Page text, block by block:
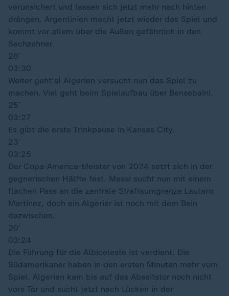
verunsichert und lassen sich jetzt mehr nach hinten
drängen. Argentinien macht jetzt wieder das Spiel und
kommt vor allem über die Außen gefährlich in den
Sechzehner.
28′
03:30
Weiter geht's! Algerien versucht nun das Spiel zu
machen. Viel geht beim Spielaufbau über Bensebaïni.
25′
03:27
Es gibt die erste Trinkpause in Kansas City.
23′
03:25
Der Copa-America-Meister von 2024 setzt sich in der
gegnerischen Hälfte fest. Messi sucht nun mit einem
flachen Pass an die zentrale Strafraumgrenze Lautaro
Martínez, doch ein Algerier ist noch mit dem Bein
dazwischen.
20′
03:24
Die Führung für die Albiceleste ist verdient. Die
Südamerikaner haben in den ersten Minuten mehr vom
Spiel. Algerien kam bis auf das Abseitstor noch nicht
vors Tor und sucht jetzt nach Lücken in der